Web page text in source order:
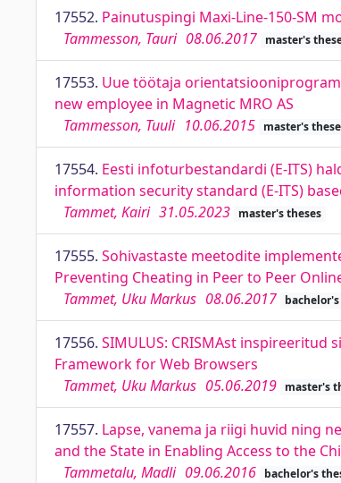
17552. Painutuspingi Maxi-Line-150-SM
Tammesson, Tauri 08.06.2017 master's
17553. Uue töötaja
new employee in Magnetic MRO AS
Tammesson, Tuuli 10.06.2015 master's
17554. Eesti infoturbestandardi (E-ITS)
information security standard (E-ITS)
Tammet, Kairi 31.05.2023 master's theses
17555. Sohivastaste meetodite
Preventing Cheating in Peer to Peer
Tammet, Uku Markus 08.06.2017
17556. SIMULUS: CRISMAst inspireeritud
Framework for Web Browsers
Tammet, Uku Markus 05.06.2019 master's
17557. Lapse, vanema ja riigi huvid ning
and the State in Enabling Access to the
Tammetalu, Madli 09.06.2016 bachelor's